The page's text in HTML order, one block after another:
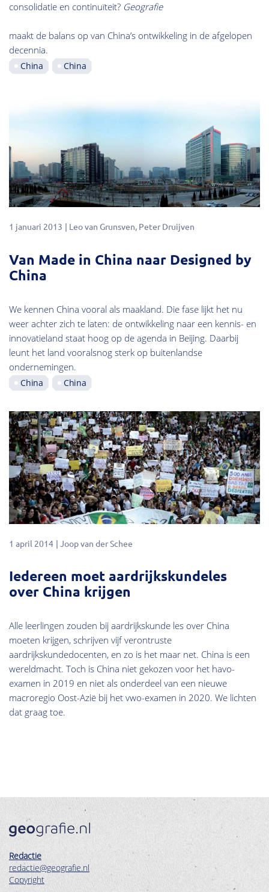
consolidatie en continuïteit? Geografie
maakt de balans op van China’s ontwikkeling in de afgelopen
decennia.
China China
1 januari 2013 Leo van Grunsven Peter Druijven
Van Made in China naar Designed by
China
We kennen China vooral als maakland. Die fase lijkt het nu
weer achter zich te laten: de ontwikkeling naar een kennis- en
innovatieland staat hoog op de agenda in Beijing. Daarbij
leunt het land vooralsnog sterk op buitenlandse
ondernemingen.
China China
1 april 2014 Joop van der Schee
Iedereen moet aardrijkskundeles
over China krijgen
Alle leerlingen zouden bij aardrijkskunde les over China
moeten krijgen, schrijven vijf verontruste
aardrijkskundedocenten, en zo is het maar net. China is een
wereldmacht. Toch is China niet gekozen voor het havo-
examen in 2019 en niet als onderdeel van een nieuwe
macroregio Oost-Azië bij het vwo-examen in 2020. We lichten
dat graag toe.
Redactie
redactie@geografie.nl
Copyright